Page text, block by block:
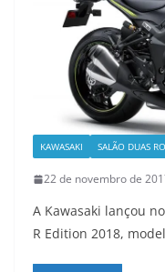
KAWASAKI SALÃO DUAS
22 de novembro de
A Kawasaki lançou
R Edition 2018,